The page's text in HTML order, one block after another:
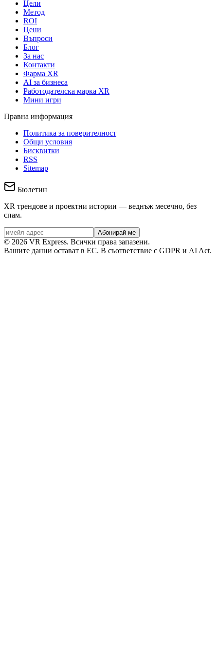
Цели
Метод
ROI
Цени
Въпроси
Блог
За нас
Контакти
Фарма XR
AI за бизнеса
Работодателска марка XR
Мини игри
Правна информация
Политика за поверителност
Общи условия
Бисквитки
RSS
Sitemap
Бюлетин
XR трендове и проектни истории — веднъж месечно, без
спам.
Абонирай ме
© 2026 VR Express. Всички права запазени.
Вашите данни остават в ЕС. В съответствие с GDPR и AI Act.